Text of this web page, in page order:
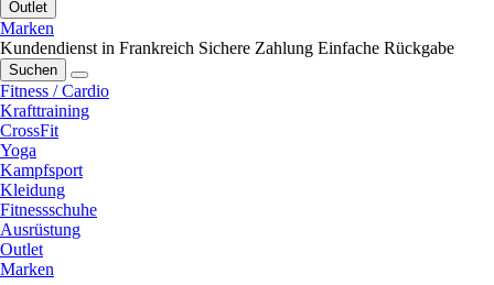
Outlet
Marken
Kundendienst in Frankreich Sichere Zahlung Einfache Rückgabe
Suchen
Fitness / Cardio
Krafttraining
CrossFit
Yoga
Kampfsport
Kleidung
Fitnessschuhe
Ausrüstung
Outlet
Marken